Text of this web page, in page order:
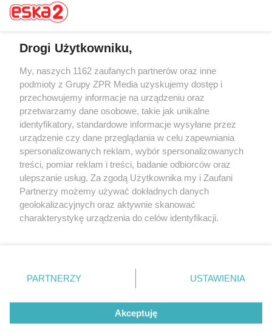
Żaden utwór zamieszczony w serwisie nie może być powielany i
rozpowszechniany lub dalej rozpowszechniany w jakikolwiek sposób (w
tym także elektroniczny lub mechaniczny) na jakimkolwiek polu
eksploatacji w jakiejkolwiek formie, włącznie z umieszczaniem w
Internecie bez pisemnej zgody właściciela praw. Jakiekolwiek użycie lub
wykorzystanie utworów w całości lub w części z naruszeniem prawa,
tzn. bez właściwej zgody, jest zabronione pod groźbą kary i może być
ścigane prawnie.
Drogi Użytkowniku,
My, naszych 1162 zaufanych partnerów oraz inne
podmioty z Grupy ZPR Media uzyskujemy dostęp i
przechowujemy informacje na urządzeniu oraz
przetwarzamy dane osobowe, takie jak unikalne
identyfikatory, standardowe informacje wysyłane przez
urządzenie czy dane przeglądania w celu zapewniania
spersonalizowanych reklam, wybór spersonalizowanych
treści, pomiar reklam i treści, badanie odbiorców oraz
ulepszanie usług. Za zgodą Użytkownika my i Zaufani
Partnerzy możemy używać dokładnych danych
geolokalizacyjnych oraz aktywnie skanować
charakterystykę urządzenia do celów identyfikacji.
zmienić/wycofać klikając przycisk ustawień prywatności
znajdujący się w lewym dolnym rogu strony
rodzaje przetwarzania danych nie wymagają zgody
użytkownika, ale masz prawo sprzeciwić się takiemu
przetwarzaniu. Preferencje będą miały zastosowanie tylko
PARTNERZY USTAWIENIA
Akceptuję